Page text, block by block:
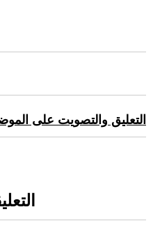
التعليق والتصويت على